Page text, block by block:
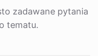
zadawane pytania
tematu.